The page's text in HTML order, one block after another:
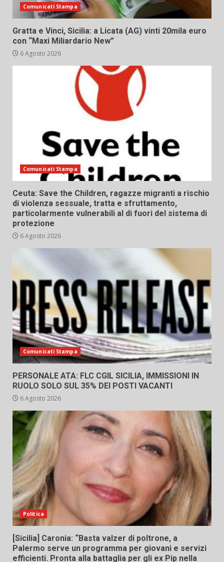
Comunicati Stampa
Gratta e Vinci, Sicilia: a Licata (AG) vinti 20mila euro
con “Maxi Miliardario New”
6 Agosto 2026
Comunicati Stampa
Ceuta: Save the Children, ragazze migranti a rischio
di violenza sessuale, tratta e sfruttamento,
particolarmente vulnerabili al di fuori del sistema di
protezione
6 Agosto 2026
Comunicati Stampa
PERSONALE ATA: FLC CGIL SICILIA, IMMISSIONI IN
RUOLO SOLO SUL 35% DEI POSTI VACANTI
6 Agosto 2026
Politica
[Sicilia] Caronia: “Basta valzer di poltrone, a
Palermo serve un programma per giovani e servizi
efficienti. Pronta alla battaglia per gli ex Pip nella